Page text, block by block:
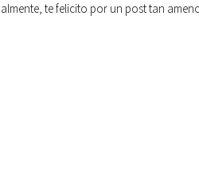
te felicito por un post tan